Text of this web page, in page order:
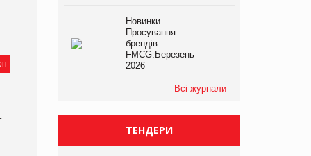
Новинки.
Просування
брендів
FMCG.Березень
2026
Всі журнали
ТЕНДЕРИ